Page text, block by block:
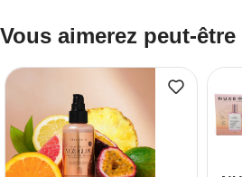
Vous aimerez peut-être